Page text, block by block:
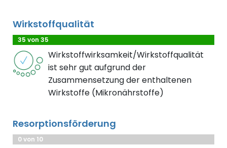
Wirkstoffqualität
35 von 35
Wirkstoffwirksamkeit/Wirkstoffqualität
ist sehr gut aufgrund der
Zusammensetzung der enthaltenen
Wirkstoffe (Mikronährstoffe)
Resorptionsförderung
0 von 10